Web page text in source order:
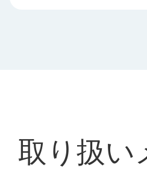
取り扱い